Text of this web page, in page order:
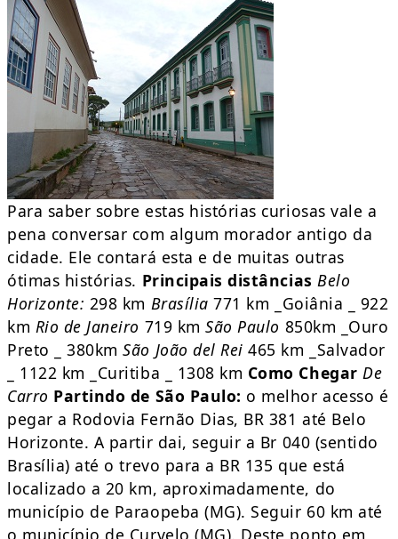
Para saber sobre estas histórias curiosas vale a
pena conversar com algum morador antigo da
cidade. Ele contará esta e de muitas outras
ótimas histórias. Principais distâncias Belo
Horizonte: 298 km Brasília 771 km _Goiânia _ 922
km Rio de Janeiro 719 kmSão Paulo 850km _Ouro
Preto _ 380kmSão João del Rei 465 km _Salvador
_ 1122 km _Curitiba _ 1308 km Como Chegar De
Carro Partindo de São Paulo: o melhor acesso é
pegar a Rodovia Fernão Dias, BR 381 até Belo
Horizonte. A partir dai, seguir a Br 040 (sentido
Brasília) até o trevo para a BR 135 que está
localizado a 20 km, aproximadamente, do
município de Paraopeba (MG). Seguir 60 km até